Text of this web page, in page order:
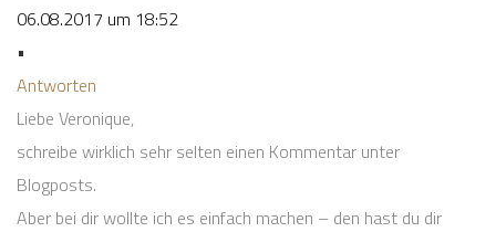
06.08.2017 um 18:52
•
Antworten
Liebe Veronique,
schreibe wirklich sehr selten einen Kommentar unter
Blogposts.
Aber bei dir wollte ich es einfach machen – den hast du dir